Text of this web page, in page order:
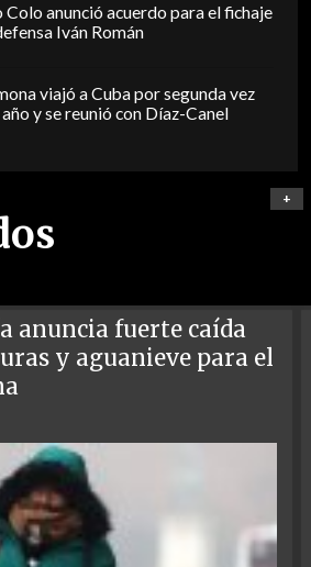
Colo anunció acuerdo para el fichaje
Iván Román
viajó a Cuba por segunda vez
y se reunió con Díaz-Canel
+
anuncia fuerte caída
y aguanieve para el